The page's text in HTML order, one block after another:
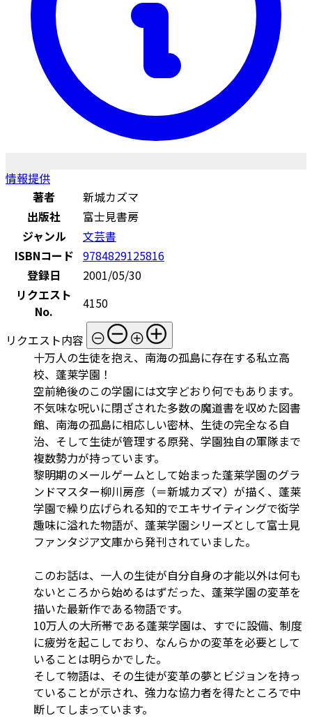
情報提供
著者
新城カズマ
出版社
富士見書房
ジャンル
文芸書
ISBNコード 9784829125816
登録日
2001/05/30
リクエスト
No.
4150
リクエスト内容
十万人の生徒を抱え、南海の孤島に存在する私立高
校、蓬莱学園！
空前絶後のこの学園には文字どおり何でもあります。
不気味な呪いに閉ざされた多数の魔道書を収めた図書
館、南海の孤島に相応しい密林、生徒の完全なる自
治、そして生徒が管理する原発、学園独自の軍隊まで
複数勢力が持っています。
黎明期のメールゲームとして始まった蓬莱学園のグラ
ンドマスター柳川房彦（＝新城カズマ）が描く、蓬莱
学園で繰り広げられる知的でエキサイティングで衒学
趣味に溢れた物語が、蓬莱学園シリーズとして富士見
ファンタジア文庫から発刊されていました。
このお話は、一人の生徒が自分自身の才能以外は何も
ないところから始めるはずだった、蓬莱学園の変革を
描いた最新作である物語です。
10万人の大所帯である蓬莱学園は、すでに設備、制度
に疲労を起こしており、なんらかの変革を必要として
いることは明らかでした。
そして物語は、その生徒が変革の夢とビジョンを持っ
ていることが示され、強力な協力者を得たところで中
断してしまっています。